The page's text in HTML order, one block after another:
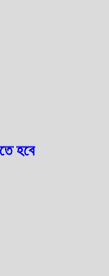
হবে